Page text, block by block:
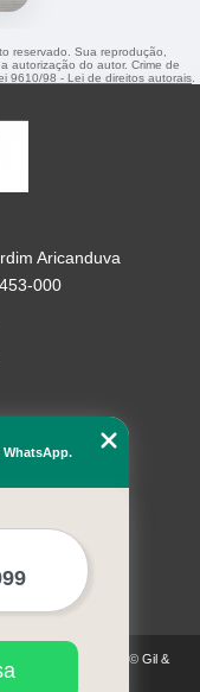
reservado. Sua reprodução,
autorização do autor. Crime de
9610/98 - Lei de direitos autorais
Aricanduva
000
autorais. Copyright© Gil &
WhatsApp.